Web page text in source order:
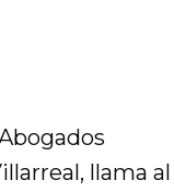
llama al